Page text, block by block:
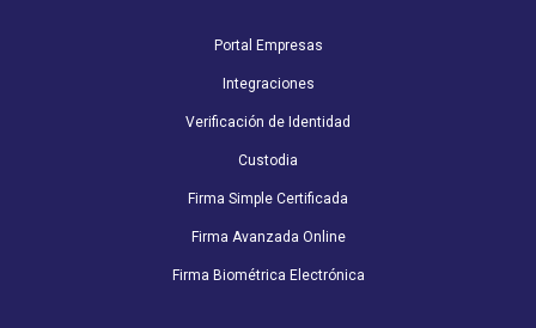
Portal Empresas
Integraciones
Verificación de Identidad
Custodia
Firma Simple Certificada
Firma Avanzada Online
Firma Biométrica Electrónica